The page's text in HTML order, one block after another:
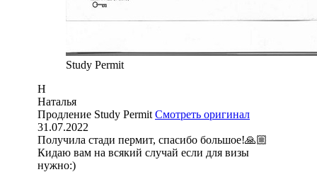
Study Permit
Н
Наталья
Продление Study Permit Смотреть оригинал
31.07.2022
Получила стади пермит, спасибо большое!🙏🏼
Кидаю вам на всякий случай если для визы
нужно:)